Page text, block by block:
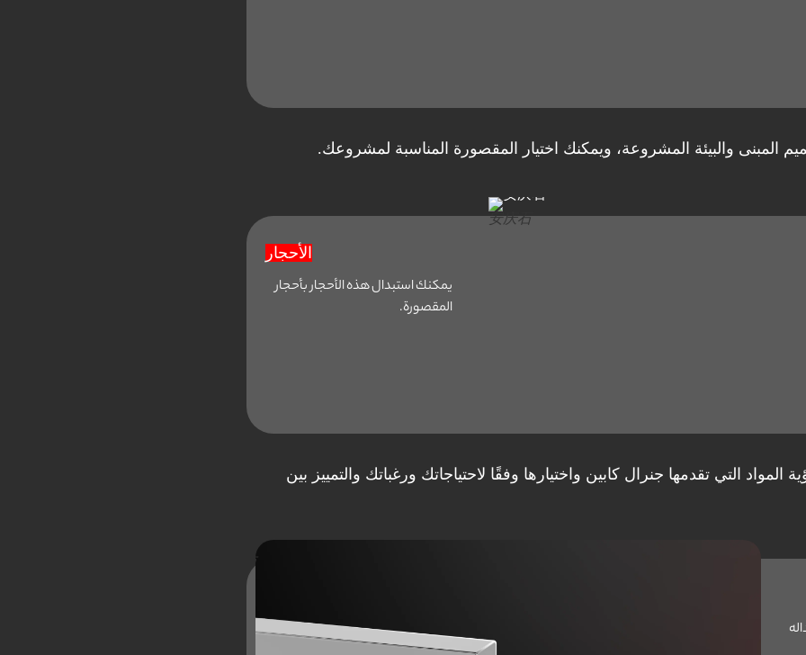
والبيئة المشروعة، ويمكنك اختيار المقصورة المناسبة لمشروعك.
安庆石
الأحجار
يمكنك استبدال هذه الأحجار بأحجار
المقصورة.
التي تقدمها جنرال کابین واختيارها وفقًا لاحتياجاتك ورغباتك والتمييز بين
آینه‌ معمولی یا دودی